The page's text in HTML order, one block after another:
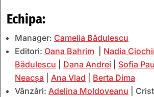
Echipa:
Manager: Camelia Bădulescu
Editori: Oana Bahrim Nadia
Bădulescu
Dana Andrei Sofia
Neacșa
Ana Vlad
Berta Dima
Vânzări: Adelina Moldoveanu |